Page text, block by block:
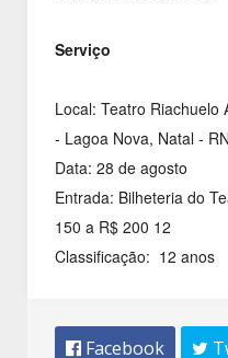
Serviço
Local: Teatro Riachuelo
- Lagoa Nova, Natal -
Data: 28 de agosto
Entrada: Bilheteria do
150 a R$ 200 12
Classificação: 12 anos
 Facebook 